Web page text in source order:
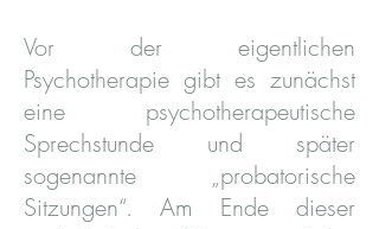
Vor der eigentlichen
Psychotherapie gibt es zunächst
eine psychotherapeutische
Sprechstunde und später
sogenannte „probatorische
Sitzungen“. Am Ende dieser